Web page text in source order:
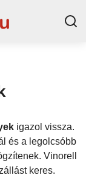
igazol vissza.
és a legolcsóbb
Vinorell
keres.